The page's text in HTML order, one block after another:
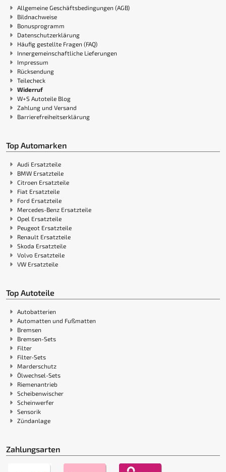
Allgemeine Geschäftsbedingungen (AGB)
Bildnachweise
Bonusprogramm
Datenschutzerklärung
Häufig gestellte Fragen (FAQ)
Innergemeinschaftliche Lieferungen
Impressum
Rücksendung
Teilecheck
Widerruf
W+S Autoteile Blog
Zahlung und Versand
Barrierefreiheitserklärung
Top Automarken
Audi Ersatzteile
BMW Ersatzteile
Citroen Ersatzteile
Fiat Ersatzteile
Ford Ersatzteile
Mercedes-Benz Ersatzteile
Opel Ersatzteile
Peugeot Ersatzteile
Renault Ersatzteile
Skoda Ersatzteile
Volvo Ersatzteile
VW Ersatzteile
Top Autoteile
Autobatterien
Automatten und Fußmatten
Bremsen
Bremsen-Sets
Filter
Filter-Sets
Marderschutz
Ölwechsel-Sets
Riemenantrieb
Scheibenwischer
Scheinwerfer
Sensorik
Zündanlage
Zahlungsarten